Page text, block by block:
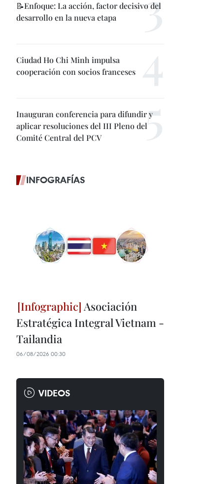
📝Enfoque: La acción, factor decisivo del
desarrollo en la nueva etapa
Ciudad Ho Chi Minh impulsa
cooperación con socios franceses
Inauguran conferencia para difundir y
aplicar resoluciones del III Pleno del
Comité Central del PCV
INFOGRAFÍAS
Asociación
Estratégica Integral Vietnam -
Tailandia
06/08/2026 00:30
VIDEOS